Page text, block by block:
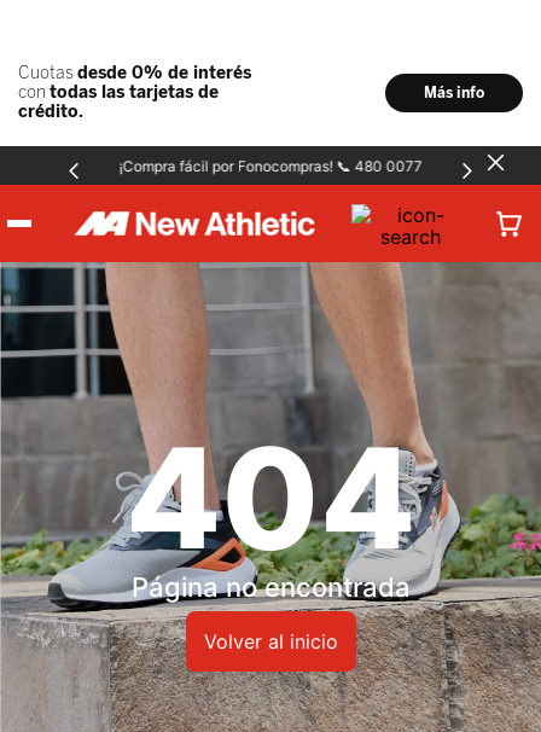
¡Compra fácil por Fonocompras! 📞 480 0077
Hombre
Mujer
Niños
Accesorios
🏃‍♀️🏃‍♂️ Zona del Hincha
👀 Lo Nuevo
404
Página no encontrada
Volver al inicio